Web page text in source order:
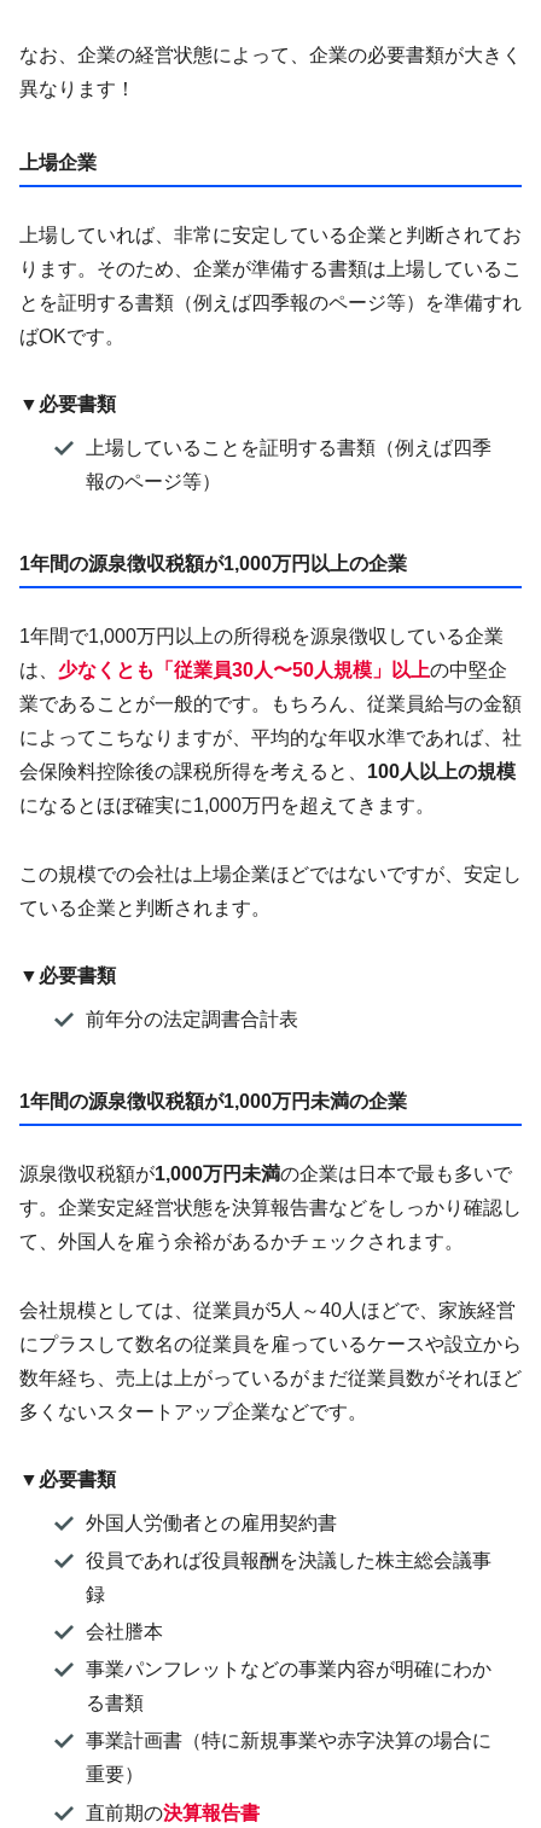
なお、企業の経営状態によって、企業の必要書類が大きく
異なります！
上場企業
上場していれば、非常に安定している企業と判断されてお
ります。そのため、企業が準備する書類は上場しているこ
とを証明する書類（例えば四季報のページ等）を準備すれ
ばOKです。
▼必要書類
上場していることを証明する書類（例えば四季
報のページ等）
1年間の源泉徴収税額が1,000万円以上の企業
1年間で1,000万円以上の所得税を源泉徴収している企業
は、 少なくとも「従業員30人〜50人規模」以上の中堅企
業であることが一般的です。もちろん、従業員給与の金額
によってこちなりますが、平均的な年収水準であれば、社
会保険料控除後の課税所得を考えると、 100人以上の規模
になるとほぼ確実に1,000万円を超えてきます。
この規模での会社は上場企業ほどではないですが、安定し
ている企業と判断されます。
▼必要書類
前年分の法定調書合計表
1年間の源泉徴収税額が1,000万円未満の企業
源泉徴収税額が1,000万円未満の企業は日本で最も多いで
す。企業安定経営状態を決算報告書などをしっかり確認し
て、外国人を雇う余裕があるかチェックされます。
会社規模としては、従業員が5人～40人ほどで、家族経営
にプラスして数名の従業員を雇っているケースや設立から
数年経ち、売上は上がっているがまだ従業員数がそれほど
多くないスタートアップ企業などです。
▼必要書類
外国人労働者との雇用契約書
役員であれば役員報酬を決議した株主総会議事
録
会社謄本
事業パンフレットなどの事業内容が明確にわか
る書類
事業計画書（特に新規事業や赤字決算の場合に
重要）
直前期の決算報告書